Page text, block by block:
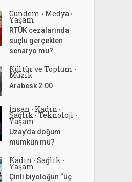
Gündem • Medya •
Yaşam
RTÜK cezalarında
suçlu gerçekten
senaryo mu?
Kültür ve Toplum •
Müzik
Arabesk 2.00
İnsan • Kadın •
Sağlık • Teknoloji •
Yaşam
Uzay’da doğum
mümkün mü?
Kadın • Sağlık •
Yaşam
Çinli biyoloğun “üç